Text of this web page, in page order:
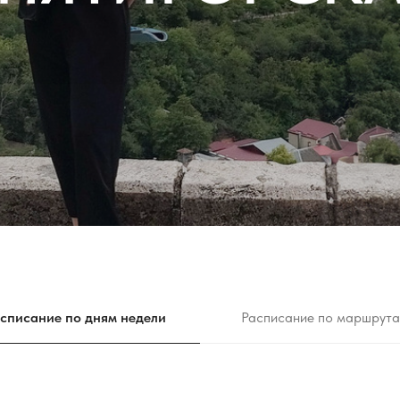
по дням недели Расписание по